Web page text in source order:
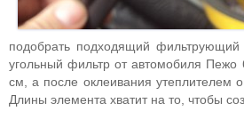
подобрать подходящий
угольный фильтр от автомобиля
см, а после оклеивания утеплителем
Длины элемента хватит на то, чтобы